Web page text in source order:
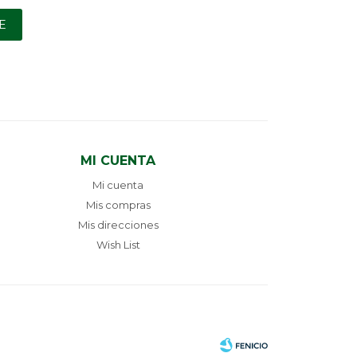
MI CUENTA
Mi cuenta
Mis compras
Mis direcciones
Wish List